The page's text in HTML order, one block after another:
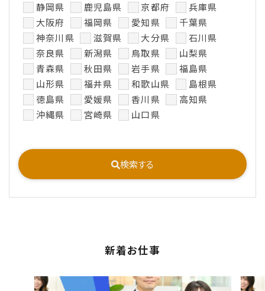
静岡県
鹿児島県 京都府
兵庫県
大阪府
福岡県 愛知県
千葉県
神奈川県
滋賀県 大分県
石川県
奈良県
新潟県 鳥取県
山梨県
青森県
秋田県 岩手県
福島県
山形県
福井県 和歌山県
島根県
徳島県
愛媛県 香川県
高知県
沖縄県
宮崎県 山口県
検索する
新着お仕事